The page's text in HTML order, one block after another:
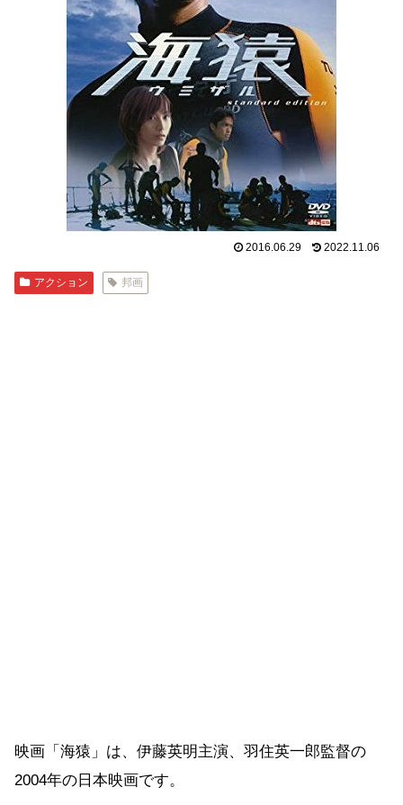
2016.06.29 2022.11.06
アクション 邦画
映画「海猿」は、伊藤英明主演、羽住英一郎監督の
2004年の日本映画です。